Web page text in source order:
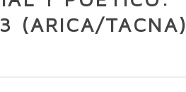
(ARICA/TACNA)